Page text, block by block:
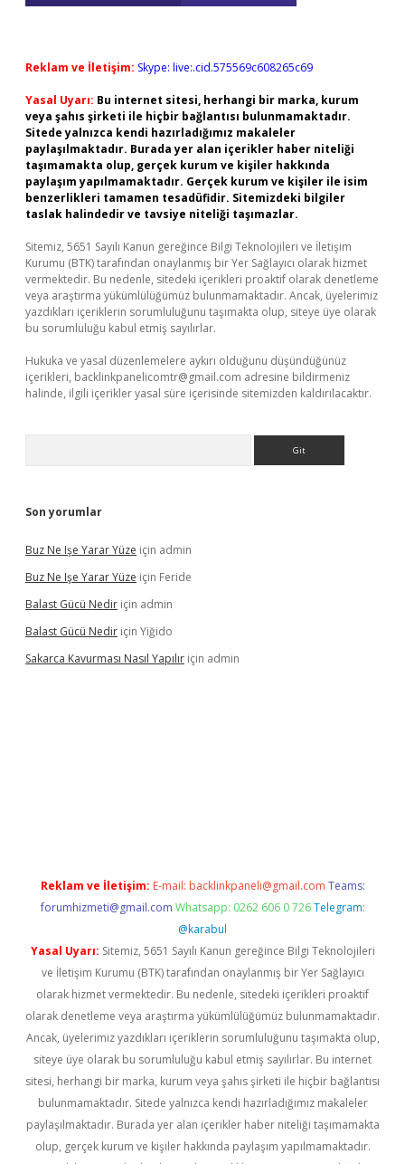
Reklam ve İletişim: Skype: live:.cid.575569c608265c69
Yasal Uyarı: Bu internet sitesi, herhangi bir marka, kurum
veya şahıs şirketi ile hiçbir bağlantısı bulunmamaktadır.
Sitede yalnızca kendi hazırladığımız makaleler
paylaşılmaktadır. Burada yer alan içerikler haber niteliği
taşımamakta olup, gerçek kurum ve kişiler hakkında
paylaşım yapılmamaktadır. Gerçek kurum ve kişiler ile isim
benzerlikleri tamamen tesadüfidir. Sitemizdeki bilgiler
taslak halindedir ve tavsiye niteliği taşımazlar.
Sitemiz, 5651 Sayılı Kanun gereğince Bilgi Teknolojileri ve İletişim
Kurumu (BTK) tarafından onaylanmış bir Yer Sağlayıcı olarak hizmet
vermektedir. Bu nedenle, sitedeki içerikleri proaktif olarak denetleme
veya araştırma yükümlülüğümüz bulunmamaktadır. Ancak, üyelerimiz
yazdıkları içeriklerin sorumluluğunu taşımakta olup, siteye üye olarak
bu sorumluluğu kabul etmiş sayılırlar.
Hukuka ve yasal düzenlemelere aykırı olduğunu düşündüğünüz
içerikleri, backlinkpanelicomtr@gmail.com adresine bildirmeniz
halinde, ilgili içerikler yasal süre içerisinde sitemizden kaldırılacaktır.
Son yorumlar
Buz Ne Işe Yarar Yüze için admin
Buz Ne Işe Yarar Yüze için Feride
Balast Gücü Nedir için admin
Balast Gücü Nedir için Yiğido
Sakarca Kavurması Nasıl Yapılır için admin
Reklam ve İletişim: E-mail: backlinkpaneli@gmail.com Teams:
forumhizmeti@gmail.com Whatsapp: 0262 606 0 726 Telegram:
@karabul
Yasal Uyarı: Sitemiz, 5651 Sayılı Kanun gereğince Bilgi Teknolojileri
ve İletişim Kurumu (BTK) tarafından onaylanmış bir Yer Sağlayıcı
olarak hizmet vermektedir. Bu nedenle, sitedeki içerikleri proaktif
olarak denetleme veya araştırma yükümlülüğümüz bulunmamaktadır.
Ancak, üyelerimiz yazdıkları içeriklerin sorumluluğunu taşımakta olup,
siteye üye olarak bu sorumluluğu kabul etmiş sayılırlar. Bu internet
sitesi, herhangi bir marka, kurum veya şahıs şirketi ile hiçbir bağlantısı
bulunmamaktadır. Sitede yalnızca kendi hazırladığımız makaleler
paylaşılmaktadır. Burada yer alan içerikler haber niteliği taşımamakta
olup, gerçek kurum ve kişiler hakkında paylaşım yapılmamaktadır.